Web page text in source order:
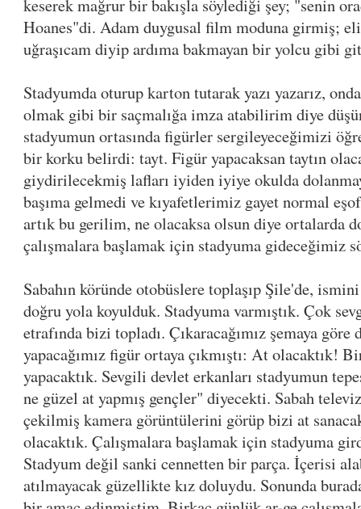
keserek mağrur bir bakışla söylediği şey; "senin
Hoanes"di. Adam duygusal film moduna girmiş;
uğraşıcam diyip ardıma bakmayan bir yolcu gibi
Stadyumda oturup karton tutarak yazı yazarız,
olmak gibi bir saçmalığa imza atabilirim diye
stadyumun ortasında figürler sergileyeceğimizi
bir korku belirdi: tayt. Figür yapacaksan taytın
giydirilecekmiş lafları iyiden iyiye okulda
başıma gelmedi ve kıyafetlerimiz gayet normal
artık bu gerilim, ne olacaksa olsun diye ortalarda
çalışmalara başlamak için stadyuma gideceğimiz
Sabahın köründe otobüslere toplaşıp Şile'de,
doğru yola koyulduk. Stadyuma varmıştık. Çok
etrafında bizi topladı. Çıkaracağımız şemaya
yapacağımız figür ortaya çıkmıştı: At olacaktık!
yapacaktık. Sevgili devlet erkanları stadyumun
ne güzel at yapmış gençler" diyecekti. Sabah
çekilmiş kamera görüntülerini görüp bizi at
olacaktık. Çalışmalara başlamak için stadyuma
Stadyum değil sanki cennetten bir parça. İçerisi
atılmayacak güzellikte kız doluydu. Sonunda